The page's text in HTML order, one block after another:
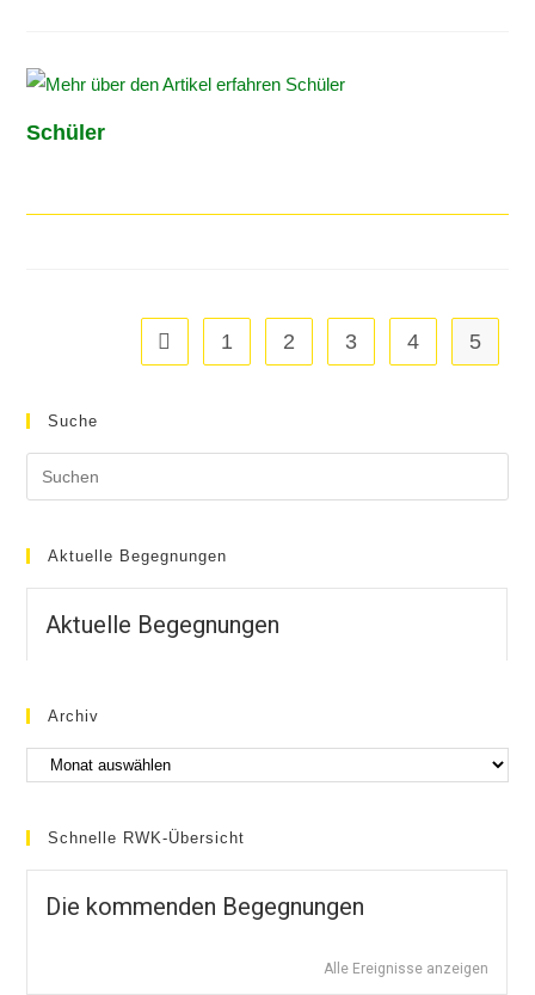
Schüler
1 2 3 4 5
Suche
Aktuelle Begegnungen
Aktuelle Begegnungen
Archiv
Schnelle RWK-Übersicht
Die kommenden Begegnungen
Alle Ereignisse anzeigen